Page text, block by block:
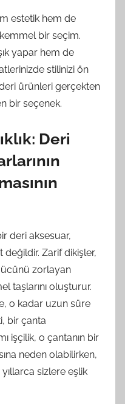
estetik hem de
bir seçim.
yapar hem de
stilinizi ön
ürünleri gerçekten
bir seçenek.
Deri
deri aksesuar,
Zarif dikişler,
zorlayan
taşlarını oluşturur.
o kadar uzun süre
bir çanta
işçilik, o çantanın bir
neden olabilirken,
sizlere eşlik